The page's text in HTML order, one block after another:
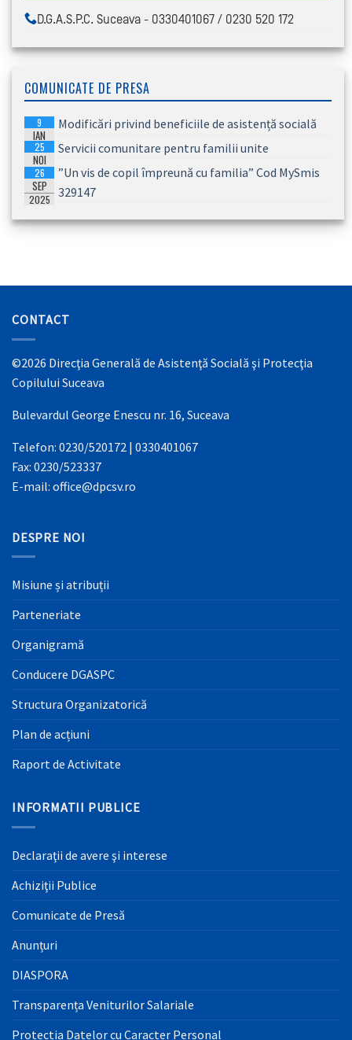
D.G.A.S.P.C. Suceava - 0330401067 / 0230 520 172
COMUNICATE DE PRESA
9
IAN
2026
Modificări privind beneficiile de asistență socială
25
NOI
2025
Servicii comunitare pentru familii unite
26
SEP
2025
”Un vis de copil împreună cu familia” Cod MySmis
329147
CONTACT
©2026 Direcţia Generală de Asistenţă Socială şi Protecţia
Copilului Suceava
Bulevardul George Enescu nr. 16, Suceava
Telefon: 0230/520172 | 0330401067
Fax: 0230/523337
E-mail: office@dpcsv.ro
DESPRE NOI
Misiune și atribuții
Parteneriate
Organigramă
Conducere DGASPC
Structura Organizatorică
Plan de acțiuni
Raport de Activitate
INFORMATII PUBLICE
Declaraţii de avere şi interese
Achiziţii Publice
Comunicate de Presă
Anunțuri
DIASPORA
Transparența Veniturilor Salariale
Protectia Datelor cu Caracter Personal